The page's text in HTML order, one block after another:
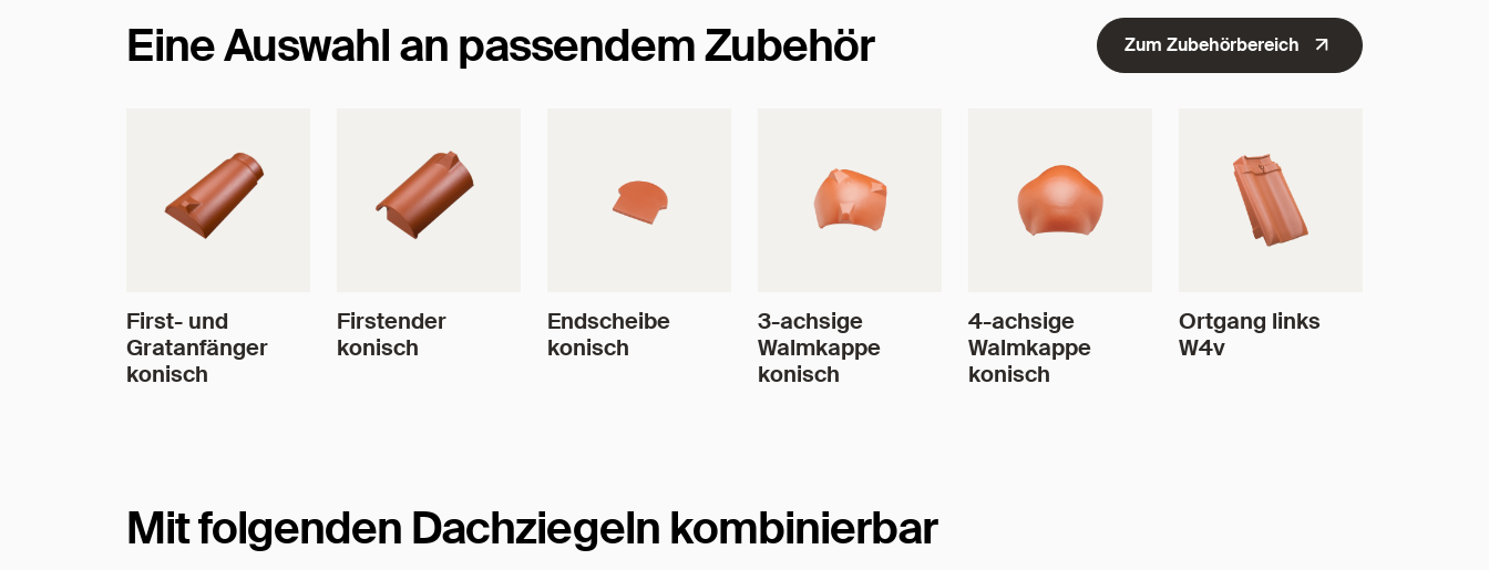
Eine Auswahl an passendem Zubehör Zum Zubehörbereich
First- und
Gratanfänger
konisch
Firstender
konisch
Endscheibe
konisch
3-achsige
Walmkappe
konisch
4-achsige
Walmkappe
konisch
Ortgang links
W4v
Mit folgenden Dachziegeln kombinierbar